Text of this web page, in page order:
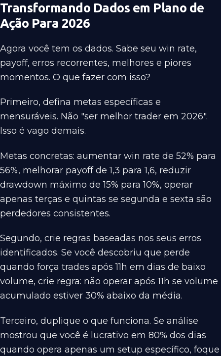
Transformando Dados em Plano de
Ação Para 2026
Agora você tem os dados. Sabe seu win rate,
payoff, erros recorrentes, melhores e piores
momentos. O que fazer com isso?
Primeiro, defina metas específicas e
mensuráveis. Não "ser melhor trader em 2026".
Isso é vago demais.
Metas concretas: aumentar win rate de 52% para
56%, melhorar payoff de 1,3 para 1,6, reduzir
drawdown máximo de 15% para 10%, operar
apenas terças e quintas se segunda e sexta são
perdedores consistentes.
Segundo, crie regras baseadas nos seus erros
identificados. Se você descobriu que perde
quando força trades após 11h em dias de baixo
volume, crie regra: não operar após 11h se volume
acumulado estiver 30% abaixo da média.
Terceiro, duplique o que funciona. Se análise
mostrou que você é lucrativo em 80% dos dias
quando opera apenas um setup específico, foque